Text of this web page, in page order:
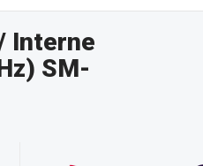
Interne
SM-